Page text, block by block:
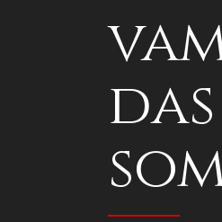
das